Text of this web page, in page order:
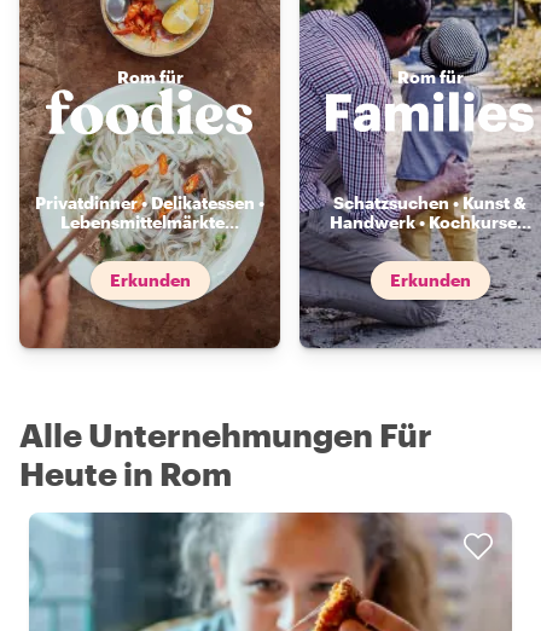
Rom für
Privatdinner • Delikatessen •
Lebensmittelmärkte...
Erkunden
Rom für
Schatzsuchen • Kunst &
Handwerk • Kochkurse...
Erkunden
Alle Unternehmungen Für
Heute in Rom